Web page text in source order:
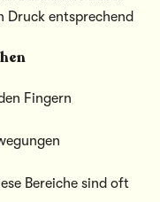
Druck entsprechend
Fingern
Bereiche sind oft